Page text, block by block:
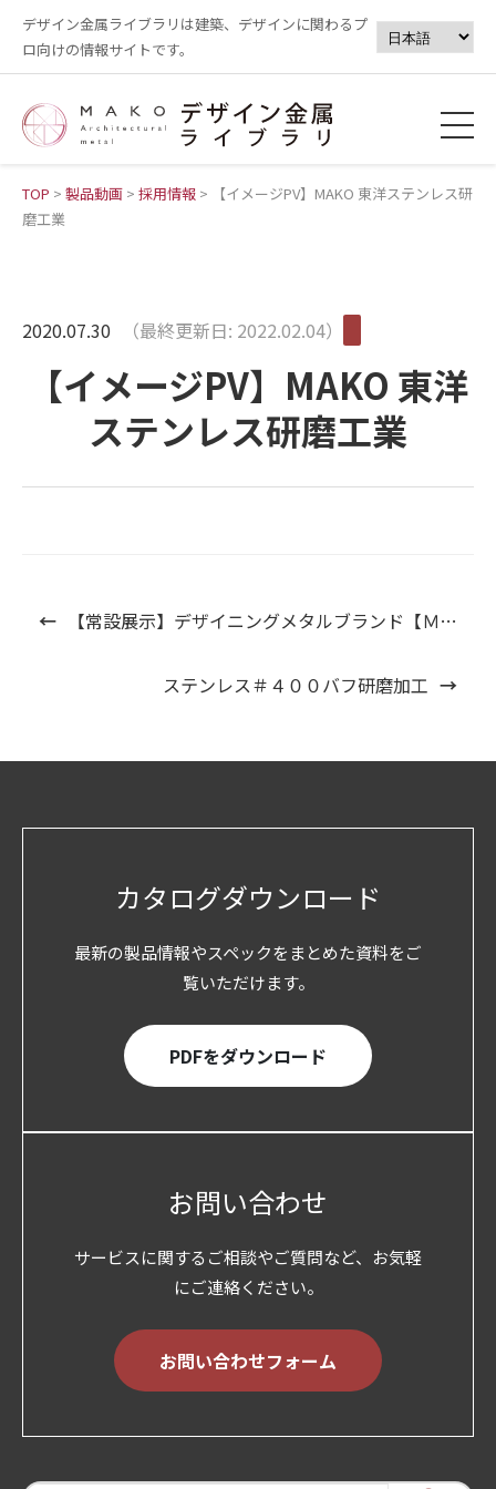
デザイン金属ライブラリは建築、デザインに関わるプ
ロ向けの情報サイトです。
TOP > 製品動画 > 採用情報 >
【イメージPV】MAKO 東洋ステンレス研
磨工業
2020.07.30 （最終更新日: 2022.02.04）
【イメージPV】MAKO 東洋
ステンレス研磨工業
← 【常設展示】デザイニングメタルブランド【ＭＡＫＯ】のショールームのご案内。
ステンレス＃４００バフ研磨加工 →
カタログダウンロード
最新の製品情報やスペックをまとめた資料をご
覧いただけます。
PDFをダウンロード
お問い合わせ
サービスに関するご相談やご質問など、お気軽
にご連絡ください。
お問い合わせフォーム